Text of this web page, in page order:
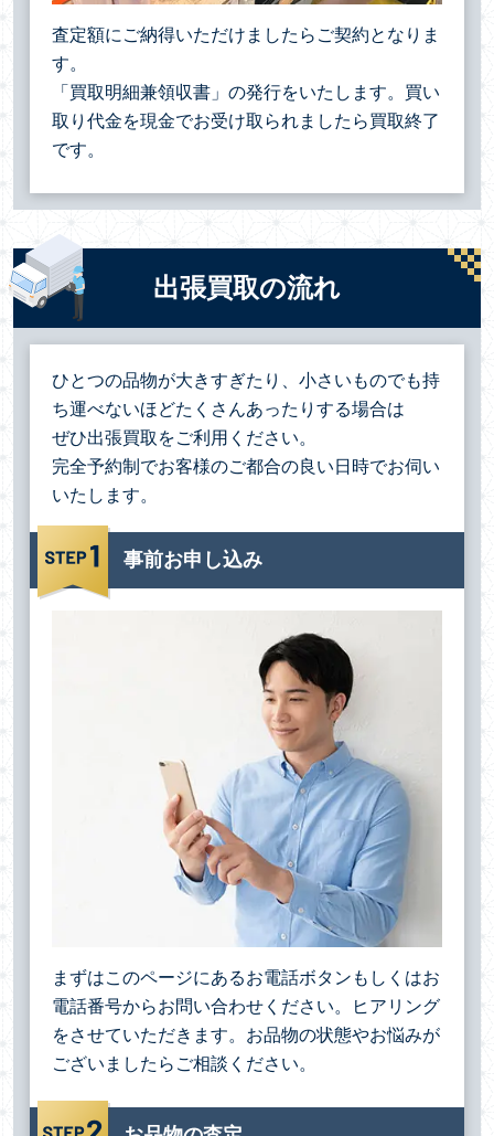
査定額にご納得いただけましたらご契約となりま
す。
「買取明細兼領収書」の発行をいたします。買い
取り代金を現金でお受け取られましたら買取終了
です。
出張買取の流れ
ひとつの品物が大きすぎたり、小さいものでも持
ち運べないほどたくさんあったりする場合は
ぜひ出張買取をご利用ください。
完全予約制でお客様のご都合の良い日時でお伺い
いたします。
事前お申し込み
まずはこのページにあるお電話ボタンもしくはお
電話番号からお問い合わせください。ヒアリング
をさせていただきます。お品物の状態やお悩みが
ございましたらご相談ください。